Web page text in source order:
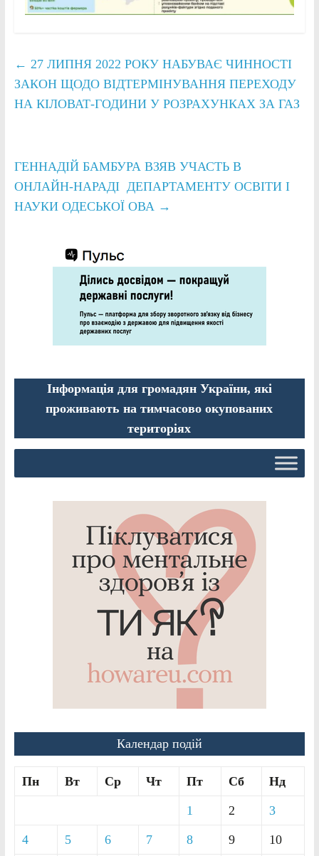
← 27 ЛИПНЯ 2022 РОКУ НАБУВАЄ ЧИННОСТІ
ЗАКОН ЩОДО ВІДТЕРМІНУВАННЯ ПЕРЕХОДУ
НА КІЛОВАТ-ГОДИНИ У РОЗРАХУНКАХ ЗА ГАЗ
ГЕННАДІЙ БАМБУРА ВЗЯВ УЧАСТЬ В
ОНЛАЙН-НАРАДІ ДЕПАРТАМЕНТУ ОСВІТИ І
НАУКИ ОДЕСЬКОЇ ОВА →
Інформація для громадян України, які
проживають на тимчасово окупованих
територіях
Календар подій
Пн Вт Ср Чт Пт Сб Нд
1 2 3
4 5 6 7 8 9 10